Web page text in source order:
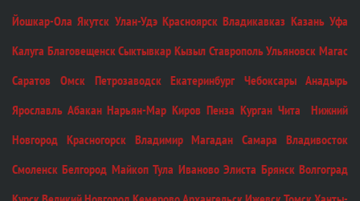
Йошкар-Ола Якутск Улан-Удэ Красноярск Владикавказ Казань Уфа
Калуга Благовещенск Сыктывкар Кызыл Ставрополь Ульяновск Магас
Саратов Омск Петрозаводск Екатеринбург Чебоксары Анадырь
Ярославль Абакан Нарьян-Мар Киров Пенза Курган Чита Нижний
Новгород Красногорск Владимир Магадан Самара Владивосток
Смоленск Белгород Майкоп Тула Иваново Элиста Брянск Волгоград